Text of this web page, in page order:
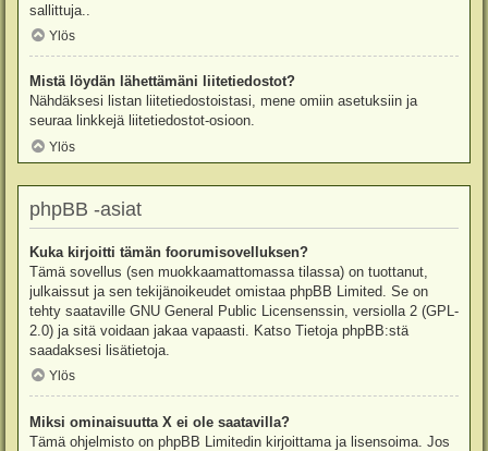
sallittuja..
Ylös
Mistä löydän lähettämäni liitetiedostot?
Nähdäksesi listan liitetiedostoistasi, mene omiin asetuksiin ja
seuraa linkkejä liitetiedostot-osioon.
Ylös
phpBB -asiat
Kuka kirjoitti tämän foorumisovelluksen?
Tämä sovellus (sen muokkaamattomassa tilassa) on tuottanut,
julkaissut ja sen tekijänoikeudet omistaa phpBB Limited . Se on
tehty saataville GNU General Public Licensenssin, versiolla 2 (GPL-
2.0) ja sitä voidaan jakaa vapaasti. Katso Tietoja phpBB:stä
saadaksesi lisätietoja.
Ylös
Miksi ominaisuutta X ei ole saatavilla?
Tämä ohjelmisto on phpBB Limitedin kirjoittama ja lisensoima. Jos